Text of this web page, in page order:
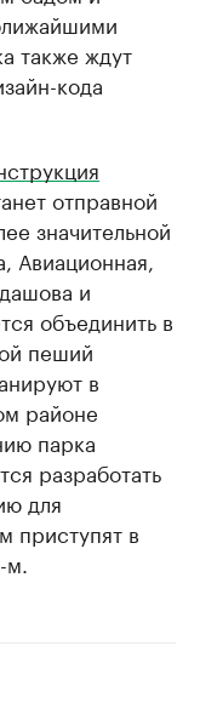
также ждут
кода
отправной
значительной
Авиационная,
и
объединить в
пеший
в
районе
парка
разработать
для
приступят в